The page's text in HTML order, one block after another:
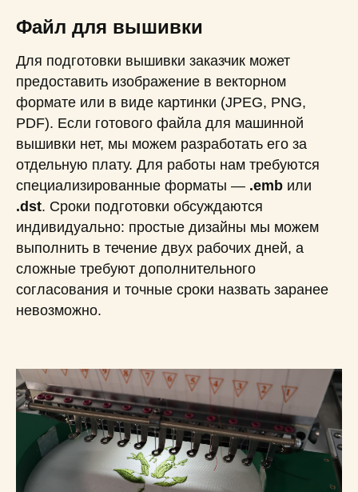
Файл для вышивки
Для подготовки вышивки заказчик может
предоставить изображение в векторном
формате или в виде картинки (JPEG, PNG,
PDF). Если готового файла для машинной
вышивки нет, мы можем разработать его за
отдельную плату. Для работы нам требуются
специализированные форматы — .emb или
.dst. Сроки подготовки обсуждаются
индивидуально: простые дизайны мы можем
выполнить в течение двух рабочих дней, а
сложные требуют дополнительного
согласования и точные сроки назвать заранее
невозможно.